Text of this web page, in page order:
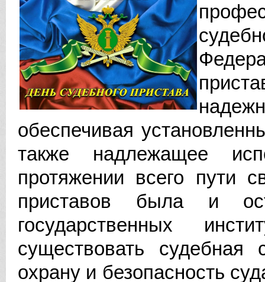
обеспечивая
также надлежащее
протяжении всего пути
приставов была и
государственных
существовать
охрану и безопасность